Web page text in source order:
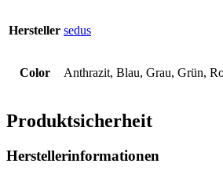
Hersteller sedus
Color Anthrazit, Blau, Grau, Grün,
Produktsicherheit
Herstellerinformationen